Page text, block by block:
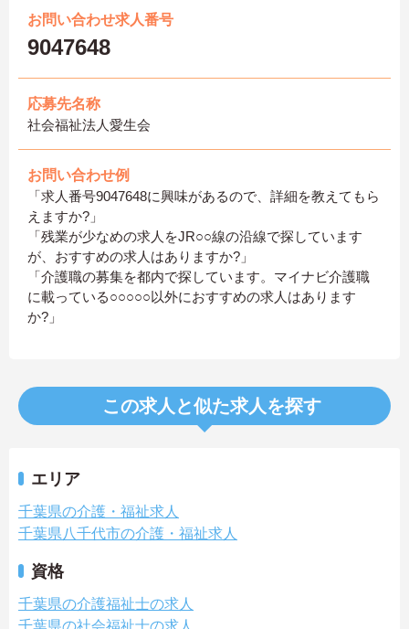
お問い合わせ求人番号
9047648
応募先名称
社会福祉法人愛生会
お問い合わせ例
「求人番号9047648に興味があるので、詳細を教えてもら
えますか?」
「残業が少なめの求人をJR○○線の沿線で探しています
が、おすすめの求人はありますか?」
「介護職の募集を都内で探しています。マイナビ介護職
に載っている○○○○○以外におすすめの求人はあります
か?」
この求人と似た求人を探す
エリア
千葉県の介護・福祉求人
千葉県八千代市の介護・福祉求人
資格
千葉県の介護福祉士の求人